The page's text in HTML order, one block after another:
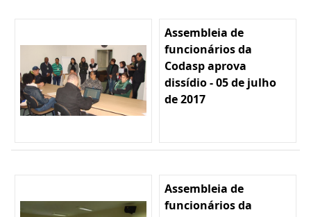
Assembleia de
funcionários da
Codasp aprova
dissídio - 05 de julho
de 2017
Assembleia de
funcionários da